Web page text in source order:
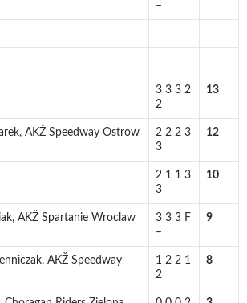
–
3 3 3 2
2
13
AKŽ Speedway Ostrow
2 2 2 3
3
12
2 1 1 3
3
10
AKŽ Spartanie Wroclaw
3 3 3 F
–
9
AKŽ Speedway
1 2 2 1
2
8